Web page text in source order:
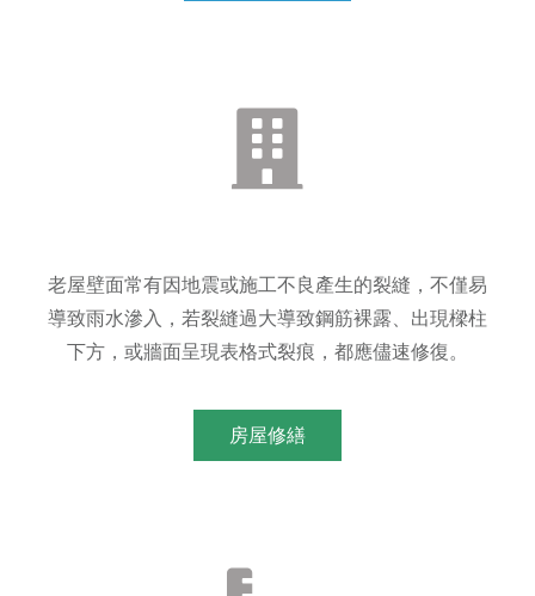
老屋壁面常有因地震或施工不良產生的裂縫，不僅易
導致雨水滲入，若裂縫過大導致鋼筋裸露、出現樑柱
下方，或牆面呈現表格式裂痕，都應儘速修復。
房屋修繕